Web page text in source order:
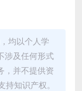
均以个人学
涉及任何形式
，并不提供资
知识产权。